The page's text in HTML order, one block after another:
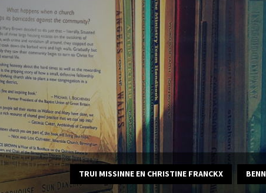
TRUI MISSINNE EN CHRISTINE FRANCKX